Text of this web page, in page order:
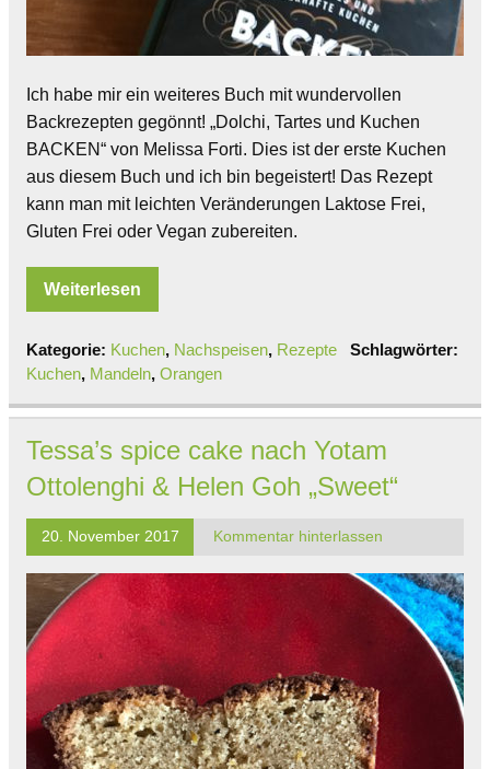
Ich habe mir ein weiteres Buch mit wundervollen
Backrezepten gegönnt! „Dolchi, Tartes und Kuchen
BACKEN“ von Melissa Forti. Dies ist der erste Kuchen
aus diesem Buch und ich bin begeistert! Das Rezept
kann man mit leichten Veränderungen Laktose Frei,
Gluten Frei oder Vegan zubereiten.
Weiterlesen
Kategorie: Kuchen, Nachspeisen, Rezepte
Schlagwörter:
Kuchen, Mandeln, Orangen
Tessa’s spice cake nach Yotam
Ottolenghi & Helen Goh „Sweet“
20. November 2017 Kommentar hinterlassen